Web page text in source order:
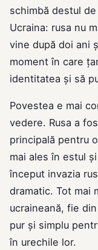
schimbă destul
Ucraina: rusa nu
vine după doi ani
moment în care
identitatea și să
Povestea e mai
vedere. Rusa a
principală pentru
mai ales în estul
început invazia
dramatic. Tot mai
ucraineană, fie
pur și simplu
în urechile lor.